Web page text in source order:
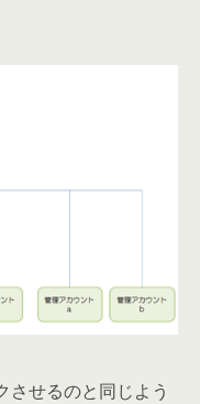
させるのと同じよう